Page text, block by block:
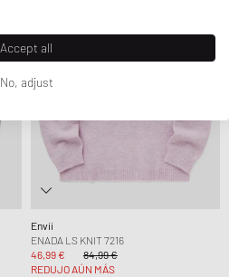
Envii
ENADA LS KNIT 7216
46,99 €
84,99 €
REDUJO AÚN MÁS
Accept all
No, adjust